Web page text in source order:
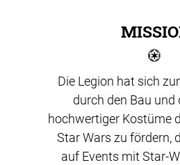
Die Legion hat sich
durch den Bau und
hochwertiger Kostüme
Star Wars zu fördern,
auf Events mit Star-